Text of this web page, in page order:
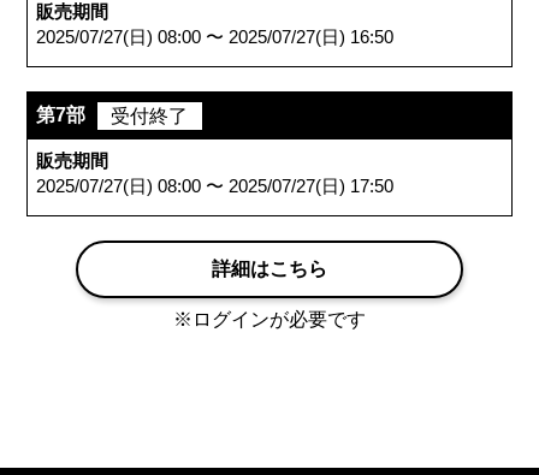
販売期間
2025/07/27(日) 08:00 〜 2025/07/27(日) 16:50
第7部 受付終了
販売期間
2025/07/27(日) 08:00 〜 2025/07/27(日) 17:50
詳細はこちら
※ログインが必要です